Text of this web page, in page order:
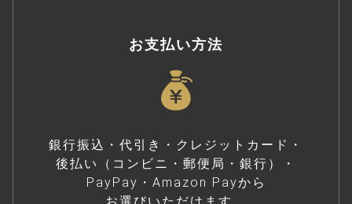
お支払い方法
銀行振込・代引き・クレジットカード・
後払い（コンビニ・郵便局・銀行）・
PayPay・Amazon Payから